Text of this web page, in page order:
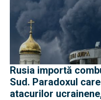
Rusia importă
Sud. Paradoxul
atacurilor